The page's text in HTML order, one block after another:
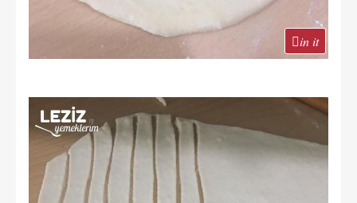
in it